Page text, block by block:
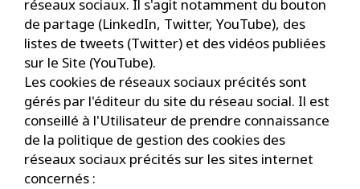
réseaux sociaux. Il s'agit notamment du bouton
de partage (LinkedIn, Twitter, YouTube), des
listes de tweets (Twitter) et des vidéos publiées
sur le Site (YouTube).
Les cookies de réseaux sociaux précités sont
gérés par l'éditeur du site du réseau social. Il est
conseillé à l'Utilisateur de prendre connaissance
de la politique de gestion des cookies des
réseaux sociaux précités sur les sites internet
concernés :